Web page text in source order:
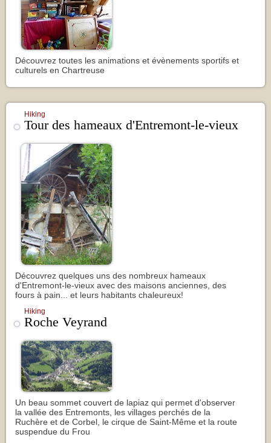
Découvrez toutes les animations et évènements sportifs et
culturels en Chartreuse
Hiking
Tour des hameaux d'Entremont-le-vieux
Découvrez quelques uns des nombreux hameaux
d'Entremont-le-vieux avec des maisons anciennes, des
fours à pain... et leurs habitants chaleureux!
Hiking
Roche Veyrand
Un beau sommet couvert de lapiaz qui permet d'observer
la vallée des Entremonts, les villages perchés de la
Ruchère et de Corbel, le cirque de Saint-Même et la route
suspendue du Frou